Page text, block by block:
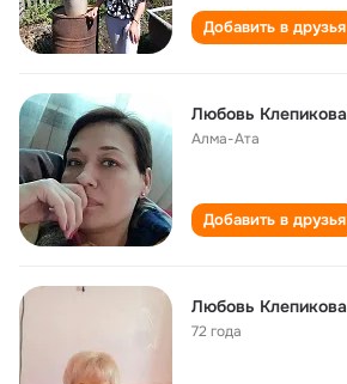
Добавить в друзья
Любовь Клепикова
Алма-Ата
Добавить в друзья
Любовь Клепикова
72 года